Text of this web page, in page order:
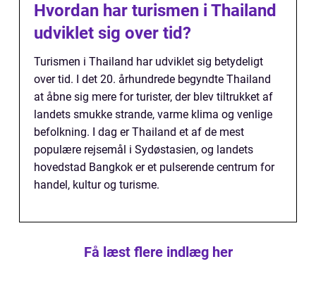
Hvordan har turismen i Thailand
udviklet sig over tid?
Turismen i Thailand har udviklet sig betydeligt
over tid. I det 20. århundrede begyndte Thailand
at åbne sig mere for turister, der blev tiltrukket af
landets smukke strande, varme klima og venlige
befolkning. I dag er Thailand et af de mest
populære rejsemål i Sydøstasien, og landets
hovedstad Bangkok er et pulserende centrum for
handel, kultur og turisme.
Få læst flere indlæg her